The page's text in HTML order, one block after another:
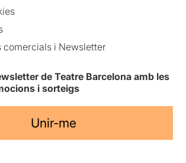
comercials i Newsletter
de Teatre Barcelona amb les
i sorteigs
Unir-me